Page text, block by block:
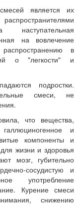
является их
наступательная
на вовлечение
в
о "легкости" и
подростки.
смеси, не
что вещества,
и
компоненты и
жизни и здоровья
мозг, губительно
сосудистую и
употребление
Курение смеси
снижению